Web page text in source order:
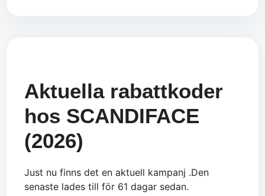
Aktuella rabattkoder
hos SCANDIFACE
(2026)
Just nu finns det en aktuell kampanj .Den
senaste lades till för 61 dagar sedan.